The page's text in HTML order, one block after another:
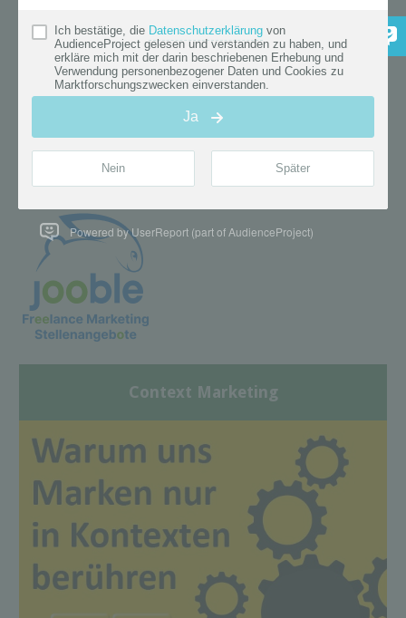
Context Marketing
Powered by UserReport (part of AudienceProject)